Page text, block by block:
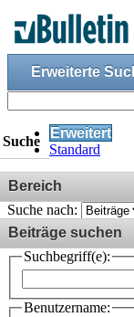
Erweiterte
Suche
Erweitert
Standard
Bereich
Suche nach:
Beiträge suchen
Suchbegriff(e):
Benutzername: